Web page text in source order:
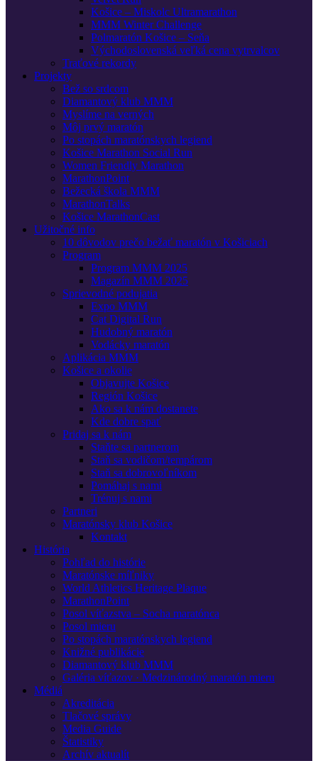
Košice – Miskolc Ultramarathon
MMM Winter Challenge
Polmaratón Košice – Seňa
Východoslovenská veľká cena vytrvalcov
Traťové rekordy
Projekty
Bež so srdcom
Diamantový klub MMM
Myslíme na verných
Môj prvý maratón
Po stopách maratónskych legiend
Košice Marathon Social Run
Women Friendly Marathon
MarathonPoint
Bežecká škola MMM
MarathonTalks
Košice MarathonCast
Užitočné info
10 dôvodov prečo bežať maratón v Košiciach
Program
Program MMM 2025
Magazín MMM 2025
Sprievodné podujatia
Expo MMM
Cat Digital Run
Hudobný maratón
Vodácky maratón
Aplikácia MMM
Košice a okolie
Objavujte Košice
Región Košice
Ako sa k nám dostanete
Kde dobre spať
Pridaj sa k nám
Staňte sa partnerom
Staň sa vodičom/tempárom
Staň sa dobrovoľníkom
Pomáhaj s nami
Trénuj s nami
Partneri
Maratónsky klub Košice
Kontakt
História
Pohľad do histórie
Maratónske míľniky
World Athletics Heritage Plaque
MarathonPoint
Posol víťazstva – Socha maratónca
Posol mieru
Po stopách maratónskych legiend
Knižné publikácie
Diamantový klub MMM
Galéria víťazov · Medzinárodný maratón mieru
Médiá
Akreditácia
Tlačové správy
Media Guide
Štatistiky
Archív aktualít